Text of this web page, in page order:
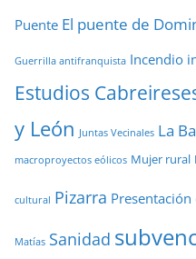
Puente El puente de
Guerrilla antifranquista Incendio
Estudios
y León Juntas Vecinales La
macroproyectos eólicos Mujer rural
cultural Pizarra
Matías Sanidad